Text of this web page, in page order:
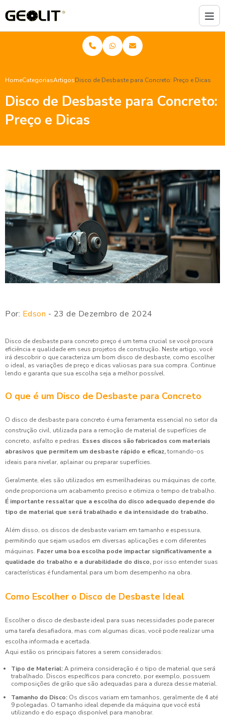
HomeCategoriasArtigosDisco de Desbaste para Concreto: Preço e Dicas
Disco de Desbaste para Concreto:
Preço e Dicas
Por: Edson - 23 de Dezembro de 2024
Disco de desbaste para concreto preço é um tema crucial se você procura
eficiência e qualidade em seus projetos de construção. Neste artigo, você
irá descobrir o que caracteriza um bom disco de desbaste, como escolher
o ideal, as variações de preço e dicas valiosas para sua compra. Continue
lendo e garanta que sua escolha seja a melhor possível.
O que é um Disco de Desbaste para Concreto
O disco de desbaste para concreto é uma ferramenta essencial no setor da
construção civil, utilizada para a remoção de material de superfícies de
concreto, asfalto e pedras. Esses discos são fabricados com materiais
abrasivos que permitem um desbaste rápido e eficaz,tornando-os
ideais para nivelar, aplainar ou preparar superfícies.
Geralmente, eles são utilizados em esmerilhadeiras ou máquinas de corte,
onde proporciona um acabamento preciso e otimiza o tempo de trabalho.
É importante ressaltar que a escolha do disco adequado depende do
tipo de material que será trabalhado e da intensidade do trabalho.
Além disso, os discos de desbaste variam em tamanho e espessura,
permitindo que sejam usados em diversas aplicações e com diferentes
máquinas. Fazer uma boa escolha pode impactar significativamente a
qualidade do trabalho e a durabilidade do disco, por isso entender suas
características é fundamental para um bom desempenho na obra.
Como Escolher o Disco de Desbaste Ideal
Escolher o disco de desbaste ideal para suas necessidades pode parecer
uma tarefa desafiadora, mas com algumas dicas, você pode realizar uma
escolha informada e acertada.
Aqui estão os principais fatores a serem considerados:
Tipo de Material:A primeira consideração é o tipo de material que será
trabalhado. Discos específicos para concreto, por exemplo, possuem
composições de grão que são adequadas para a dureza desse material.
Tamanho do Disco: Os discos variam em tamanhos, geralmente de 4 até
9 polegadas. O tamanho ideal depende da máquina que você está
utilizando e do espaço disponível para manobrar.